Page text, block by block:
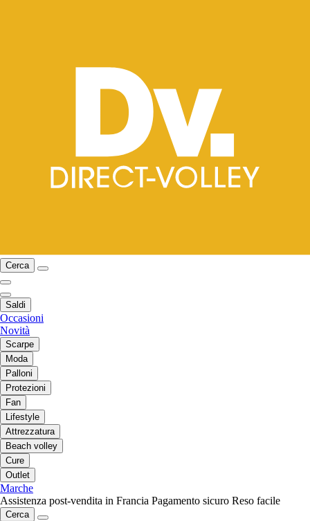
Cerca
Saldi
Occasioni
Novità
Scarpe
Moda
Palloni
Protezioni
Fan
Lifestyle
Attrezzatura
Beach volley
Cure
Outlet
Marche
Assistenza post-vendita in Francia Pagamento sicuro Reso facile
Cerca